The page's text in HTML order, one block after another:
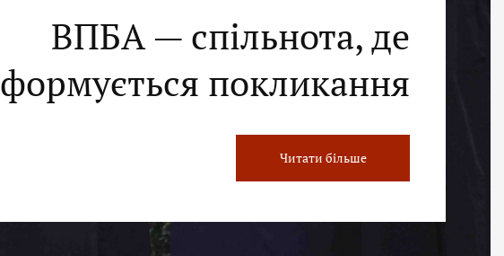
ВПБА — спільнота, де
формується покликання
Читати більше